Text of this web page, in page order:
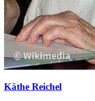
Käthe Reichel